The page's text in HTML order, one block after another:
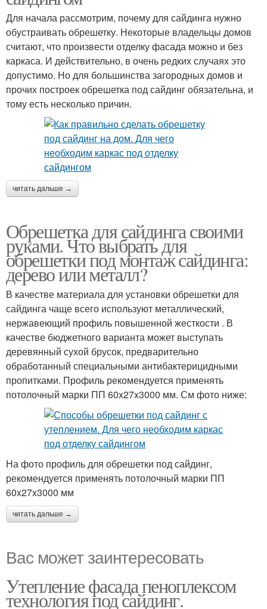
Для начала рассмотрим, почему для сайдинга нужно
обустраивать обрешетку. Некоторые владельцы домов
считают, что произвести отделку фасада можно и без
каркаса. И действительно, в очень редких случаях это
допустимо. Но для большинства загородных домов и
прочих построек обрешетка под сайдинг обязательна, и
тому есть несколько причин.
читать дальше →
Обрешетка для сайдинга своими
руками. Что выбрать для
обрешетки под монтаж сайдинга:
дерево или металл?
В качестве материала для установки обрешетки для
сайдинга чаще всего используют металлический,
нержавеющий профиль повышенной жесткости . В
качестве бюджетного варианта может выступать
деревянный сухой брусок, предварительно
обработанный специальными антибактерицидными
пропитками. Профиль рекомендуется применять
потолочный марки ПП 60x27x3000 мм. См фото ниже:
На фото профиль для обрешетки под сайдинг,
рекомендуется применять потолочный марки ПП
60x27x3000 мм
читать дальше →
Вас может заинтересовать
Утепление фасада пеноплексом
технология под сайдинг.